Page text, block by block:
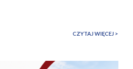
CZYTAJ WIĘCEJ